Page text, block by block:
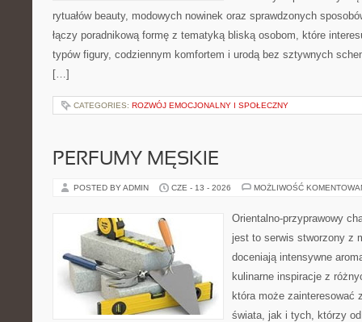
rytuałów beauty, modowych nowinek oraz sprawdzonych
łączy poradnikową formę z tematyką bliską osobom, które
typów figury, codziennym komfortem i urodą bez sztywnych
[…]
CATEGORIES: ROZWÓJ EMOCJONALNY I SPOŁECZNY
PERFUMY MĘSKIE
POSTED BY ADMIN CZE - 13 - 2026 MOŻLIWOŚĆ
Orientalno-przyprawowy
jest to serwis stworzony z
doceniają intensywne
kulinarne inspiracje z
która może zainteresować
świata, jak i tych, którzy